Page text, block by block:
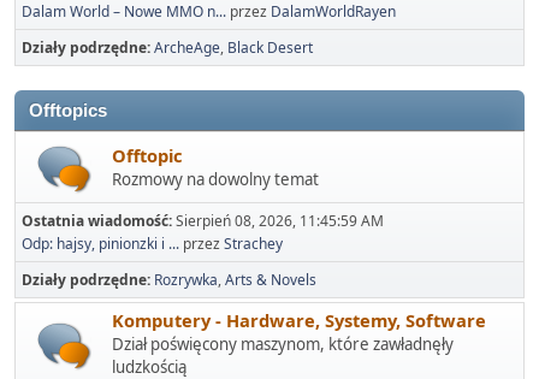
Dalam World – Nowe MMO n... przez DalamWorldRayen
Działy podrzędne ArcheAge Black Desert
Offtopics
Offtopic
Rozmowy na dowolny temat
Ostatnia wiadomość:Sierpień 08, 2026, 11:45:59 AM
Odp: hajsy, pinionzki i ... przezStrachey
Działy podrzędne Rozrywka Arts & Novels
Komputery - Hardware, Systemy, Software
Dział poświęcony maszynom, które zawładnęły
ludzkością